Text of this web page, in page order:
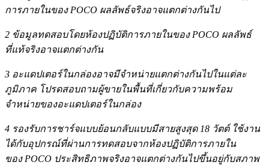
การภายในของ POCO ผลลัพธ์จริงอาจแตกต่างกันไป
2 ข้อมูลทดสอบโดยห้องปฏิบัติการภายในของ POCO ผลลัพธ์
ที่แท้จริงอาจแตกต่างกัน
3 อะแดปเตอร์ในกล่องอาจมีจำหน่ายแตกต่างกันไปในแต่ละ
ภูมิภาค โปรดสอบถามผู้ขายในพื้นที่เกี่ยวกับความพร้อม
จำหน่ายของอะแดปเตอร์ในกล่อง
4 รองรับการชาร์จแบบย้อนกลับแบบมีสายสูงสุด 18 วัตต์ ใช้งาน
ได้กับอุปกรณ์ที่ผ่านการทดสอบจากห้องปฏิบัติการภายใน
ของ POCO ประสิทธิภาพจริงอาจแตกต่างกันไปขึ้นอยู่กับสภาพ